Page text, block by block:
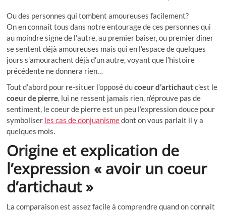
Ou des personnes qui tombent amoureuses facilement?
On en connait tous dans notre entourage de ces personnes qui
au moindre signe de l’autre, au premier baiser, ou premier diner
se sentent déjà amoureuses mais qui en l’espace de quelques
jours s’amourachent déjà d’un autre, voyant que l’histoire
précédente ne donnera rien…
Tout d’abord pour re-situer l’opposé ducoeur d’artichautc’est le
coeur de pierre, lui ne ressent jamais rien, n’éprouve pas de
sentiment, le coeur de pierre est un peu l’expression douce pour
symboliser les cas de donjuanismedont on vous parlait il y a
quelques mois.
Origine et explication de
l’expression « avoir un coeur
d’artichaut »
La comparaison est assez facile à comprendre quand on connait